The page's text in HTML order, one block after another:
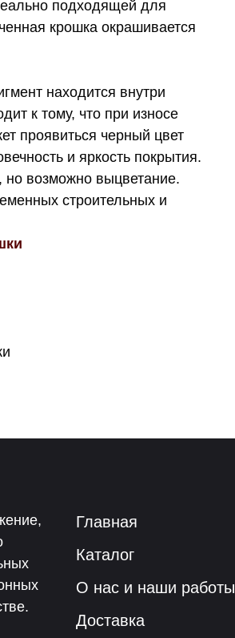
подходящей для
крошка окрашивается
находится внутри
к тому, что при износе
проявиться черный цвет
и яркость покрытия.
возможно выцветание.
строительных и
Главная
Каталог
О нас и наши работы
Доставка